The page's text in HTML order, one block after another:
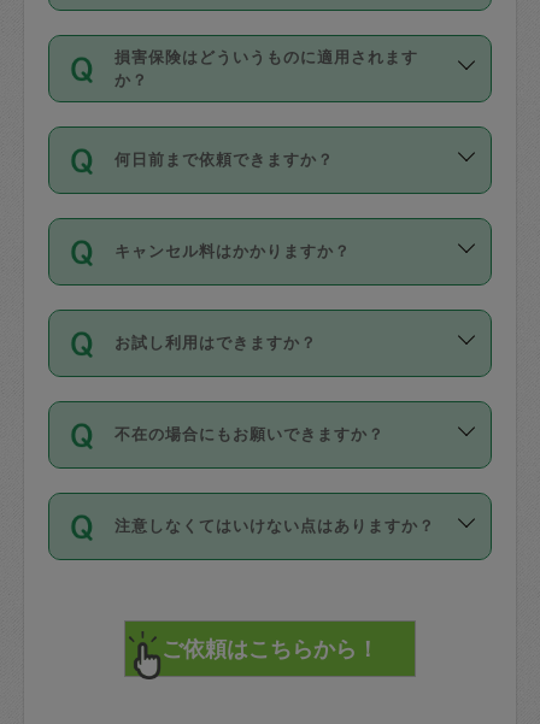
能です。依頼送信後、個別にタスカジさ
んにメッセージを送り調整してくださ
い。ただし、２時間を越えての調整はで
時間も被らない場合、損害保険の対象外
基本的に、高所での作業や危険作業、屋
外での作業は対象外です。
育園や学校の給食やレストランで料理関
係の専門職に従事されていた方、日本で
すでにハウスキーパーや英語の先生とし
てお仕事をしているフィリピン出身の
社員など様々なバックグラウンドの方が
登録しています。
日本語も話せる方など様々です。
ールに記載していますので、各自の得意
を依頼してください。
応募の際に、各自事務局との面接と説明
を行っています。その後、身分証明書の
写真提出をしていただいています。外国
確認しています。タスカジさんトレーニ
ング動画を使ったセルフトレーニングの
現場トライアルを受け、合格したタスカ
ジさんが活動されています。
※テストセンターの講評は１件目のレビュ
参考
【詳細】タスカジさんの登録に際
損害保険はどういうものに適用されます
か？
依頼者とタスカジさんとの間でタスカジ
を通して成立した作業時間内での作業に
適用されます。作業範囲は、掃除、洗
です。作業中に物を壊したり、人にけが
をさせたりした場合が対象で、補償金額
す。
写真を撮り、
詳細FAQ：
損害賠償保険について教えて
何日前まで依頼できますか？
ご依頼は、現在を起点に3日後（72時間
以降）の日時から受付可能となっていま
す。
タスカジさんへ「募集」をかけることが
可能です。
キャンセル料はかかりますか？
キャンセル料には、以下の2種類がありま
す。
1. 直前キャンセル（定期、スポット契約
共通）
72時間を超える※と、以下のキャンセル
料が発生します。
直前キャンセル料：
72時間前〜24時間前＝依頼料金の50%
お試し利用はできますか？
「お試し利用」というメニューはありま
せんが、「一回のみ」依頼を活用するこ
とによって、気に入ったタスカジさんを
まず、条件の合う気になるタスカジさ
みてください。
その後、一番気に入ったタスカジさんに
不在の場合にもお願いできますか？
不在の場合の作業はタスカジさんの同意
が必要です。数回の依頼ののち、タスカ
ジさんと依頼者の間で十分な信頼関係が
てください。
不在時に部屋に入るためにタスカジさん
注意しなくてはいけない点はありますか？
で、必ず鍵のかかるロッカーや金庫に入
れて依頼者の責任の元管理するよう心掛
けてください。